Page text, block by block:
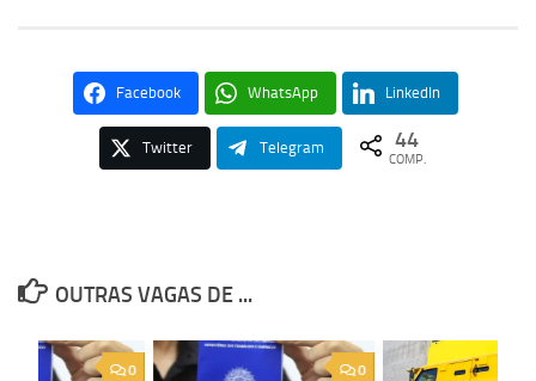
Facebook WhatsApp LinkedIn
Twitter Telegram 44
COMP.
OUTRAS VAGAS DE ...
0
0